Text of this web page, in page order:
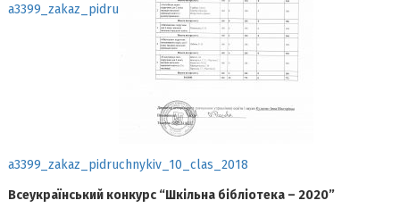
a3399_zakaz_pidru
a3399_zakaz_pidruchnykiv_10_clas_2018
Всеукраїнський конкурс “Шкільна бібліотека – 2020”